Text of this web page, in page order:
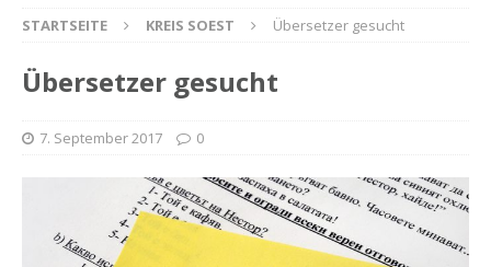
STARTSEITE KREIS SOEST Übersetzer gesucht
Übersetzer gesucht
7. September 2017 0